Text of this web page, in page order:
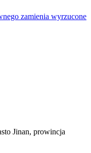
zamienia wyrzucone
Jinan, prowincja